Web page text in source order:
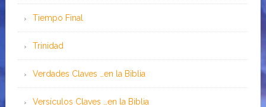
Tiempo Final
Trinidad
Verdades Claves …en la Biblia
Versículos Claves …en la Biblia